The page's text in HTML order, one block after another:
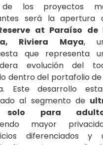
los proyectos
será la apertura
at Paraíso de
Riviera Maya,
que representa
evolución del
dentro del portafolio
Este desarrollo
al segmento de
solo para
mayor
diferenciados y